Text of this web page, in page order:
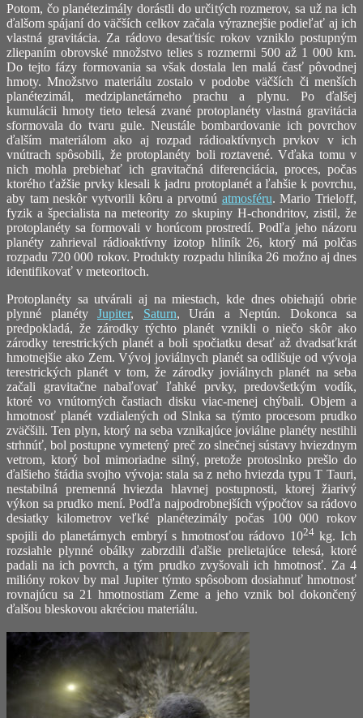
Potom, čo planétezimály dorástli do určitých rozmerov, sa už na ich
ďalšom spájaní do väčších celkov začala výraznejšie podieľať aj ich
vlastná gravitácia. Za rádovo desaťtisíc rokov vzniklo postupným
zliepaním obrovské množstvo telies s rozmermi 500 až 1 000 km.
Do tejto fázy formovania sa však dostala len malá časť pôvodnej
hmoty. Množstvo materiálu zostalo v podobe väčších či menších
planétezimál, medziplanetárneho prachu a plynu. Po ďalšej
kumulácii hmoty tieto telesá zvané protoplanéty vlastná gravitácia
sformovala do tvaru gule. Neustále bombardovanie ich povrchov
ďalším materiálom ako aj rozpad rádioaktívnych prvkov v ich
vnútrach spôsobili, že protoplanéty boli roztavené. Vďaka tomu v
nich mohla prebiehať ich gravitačná diferenciácia, proces, počas
ktorého ťažšie prvky klesali k jadru protoplanét a ľahšie k povrchu,
aby tam neskôr vytvorili kôru a prvotnú atmosféru. Mario Trieloff,
fyzik a špecialista na meteority zo skupiny H-chondritov, zistil, že
protoplanéty sa formovali v horúcom prostredí. Podľa jeho názoru
planéty zahrieval rádioaktívny izotop hliník 26, ktorý má polčas
rozpadu 720 000 rokov. Produkty rozpadu hliníka 26 možno aj dnes
identifikovať v meteoritoch.
Protoplanéty sa utvárali aj na miestach, kde dnes obiehajú obrie
plynné planéty Jupiter, Saturn, Urán a Neptún. Dokonca sa
predpokladá, že zárodky týchto planét vznikli o niečo skôr ako
zárodky terestrických planét a boli spočiatku desať až dvadsaťkrát
hmotnejšie ako Zem. Vývoj joviálnych planét sa odlišuje od vývoja
terestrických planét v tom, že zárodky joviálnych planét na seba
začali gravitačne nabaľovať ľahké prvky, predovšetkým vodík,
ktoré vo vnútorných častiach disku viac-menej chýbali. Objem a
hmotnosť planét vzdialených od Slnka sa týmto procesom prudko
zväčšili. Ten plyn, ktorý na seba vznikajúce joviálne planéty nestihli
strhnúť, bol postupne vymetený preč zo slnečnej sústavy hviezdnym
vetrom, ktorý bol mimoriadne silný, pretože protoslnko prešlo do
ďalšieho štádia svojho vývoja: stala sa z neho hviezda typu T Tauri,
nestabilná premenná hviezda hlavnej postupnosti, ktorej žiarivý
výkon sa prudko mení. Podľa najpodrobnejších výpočtov sa rádovo
desiatky kilometrov veľké planétezimály počas 100 000 rokov
spojili do planetárnych embryí s hmotnosťou rádovo 1024kg. Ich
rozsiahle plynné obálky zabrzdili ďalšie prelietajúce telesá, ktoré
padali na ich povrch, a tým prudko zvyšovali ich hmotnosť. Za 4
milióny rokov by mal Jupiter týmto spôsobom dosiahnuť hmotnosť
rovnajúcu sa 21 hmotnostiam Zeme a jeho vznik bol dokončený
ďalšou bleskovou akréciou materiálu.